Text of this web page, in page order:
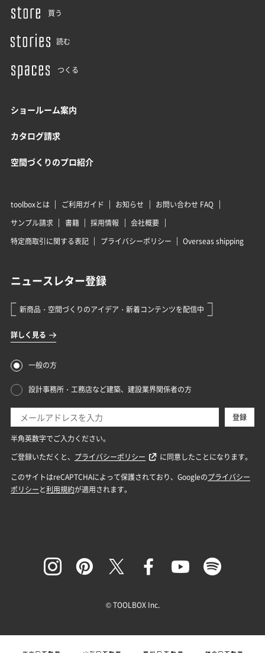
買う
読む
つくる
ショールーム案内
カタログ請求
空間づくりのプロ紹介
toolboxとは ご利用ガイド お知らせ
お問い合わせ FAQ
サンプル請求
書籍 採用情報
会社概要
特定商取引に関する表記
プライバシーポリシー Overseas shipping
© TOOLBOX Inc.